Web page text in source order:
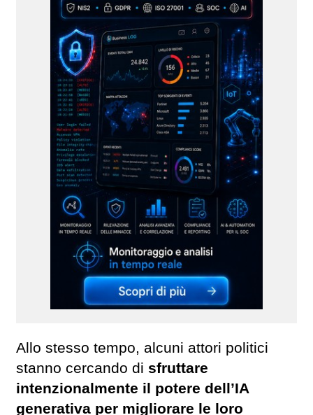
Allo stesso tempo, alcuni attori politici
stanno cercando di sfruttare
intenzionalmente il potere dell’IA
generativa per migliorare le loro